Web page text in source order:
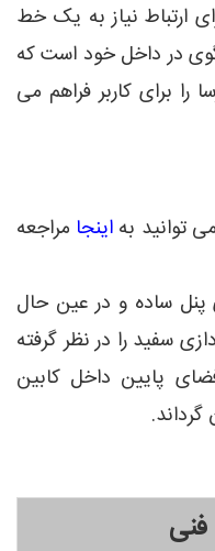
ارتباط نیاز به یک خط
در داخل خود است که
را برای کاربر فراهم می
توانید به اینجا مراجعه
ساده و در عین حال
سفید را در نظر گرفته
پایین داخل کابین
گرداند.